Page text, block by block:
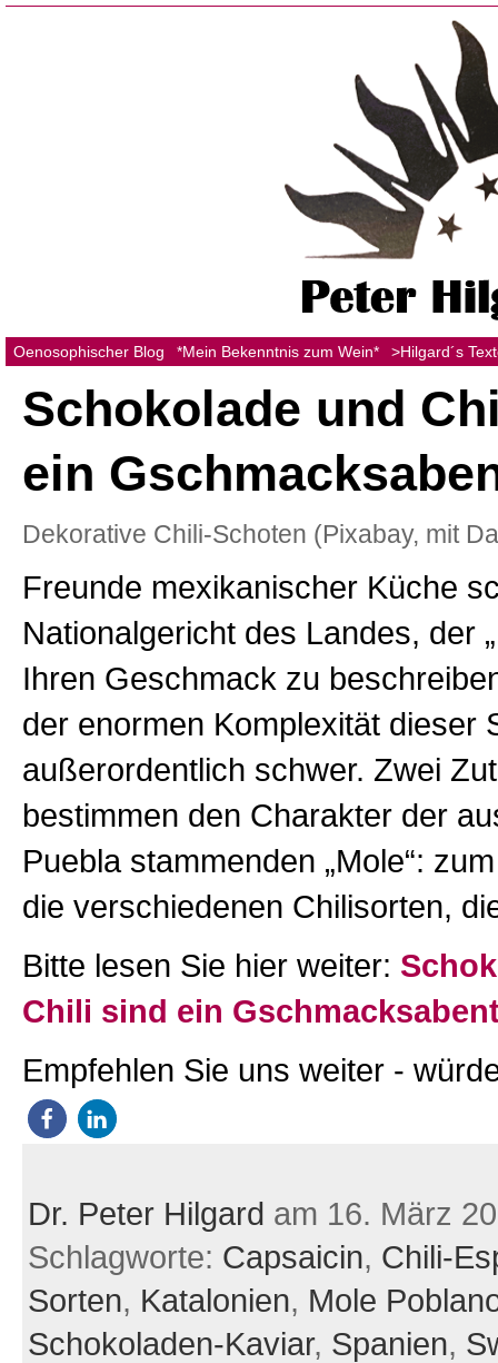
Oenosophischer Blog *Mein Bekenntnis zum Wein* >Hilgard´s
Schokolade und
ein
Dekorative Chili-Schoten (Pixabay, mit
Freunde mexikanischer Küche
Nationalgericht des Landes, der
Ihren Geschmack zu
der enormen Komplexität dieser
außerordentlich schwer. Zwei
bestimmen den Charakter der
Puebla stammenden „Mole“:
die verschiedenen Chilisorten,
Bitte lesen Sie hier weiter:
Chili sind ein
Empfehlen Sie uns weiter -
Dr. Peter Hilgard am 16. März
Schlagworte: Capsaicin, Chili-
Sorten, Katalonien, Mole
Schokoladen-Kaviar, Spanien,